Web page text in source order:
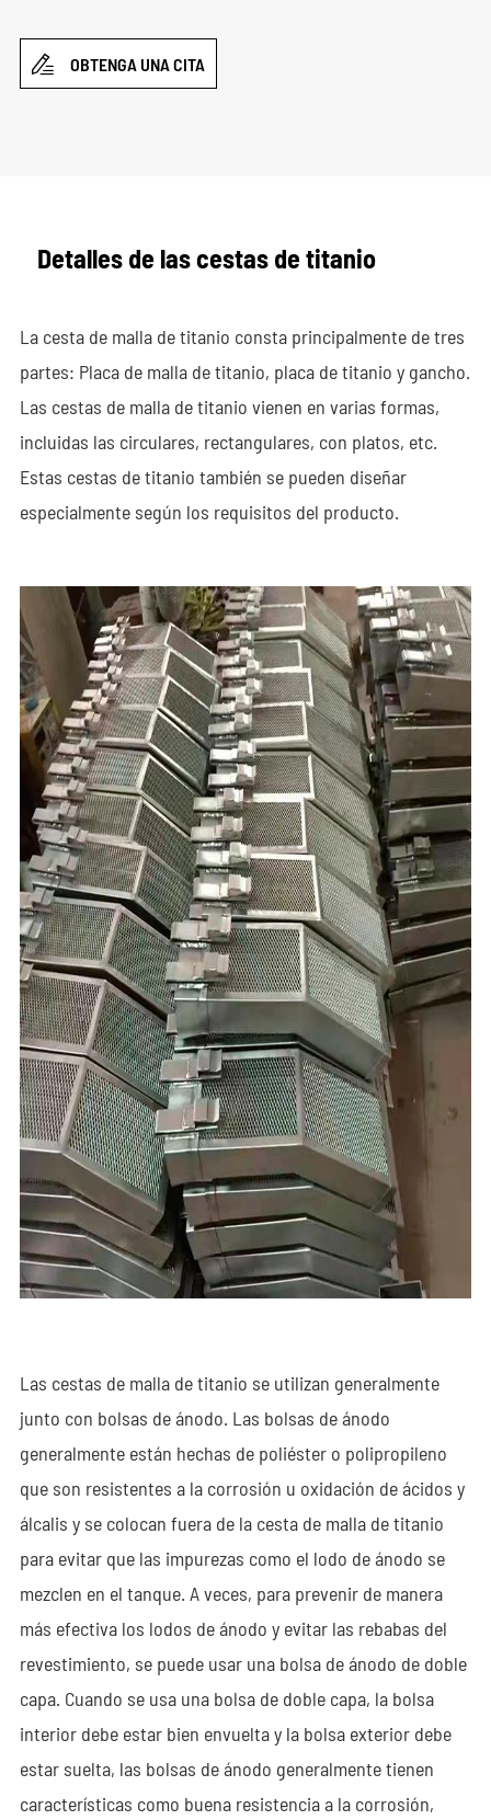
 OBTENGA UNA CITA
Detalles de las cestas de titanio
La cesta de malla de titanio consta principalmente de tres
partes: Placa de malla de titanio, placa de titanio y gancho.
Las cestas de malla de titanio vienen en varias formas,
incluidas las circulares, rectangulares, con platos, etc.
Estas cestas de titanio también se pueden diseñar
especialmente según los requisitos del producto.
Las cestas de malla de titanio se utilizan generalmente
junto con bolsas de ánodo. Las bolsas de ánodo
generalmente están hechas de poliéster o polipropileno
que son resistentes a la corrosión u oxidación de ácidos y
álcalis y se colocan fuera de la cesta de malla de titanio
para evitar que las impurezas como el lodo de ánodo se
mezclen en el tanque. A veces, para prevenir de manera
más efectiva los lodos de ánodo y evitar las rebabas del
revestimiento, se puede usar una bolsa de ánodo de doble
capa. Cuando se usa una bolsa de doble capa, la bolsa
interior debe estar bien envuelta y la bolsa exterior debe
estar suelta, las bolsas de ánodo generalmente tienen
características como buena resistencia a la corrosión,